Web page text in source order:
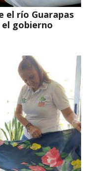
el río Guarapas
gobierno